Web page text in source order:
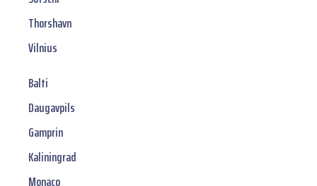
Thorshavn
Vilnius
Balti
Daugavpils
Gamprin
Kaliningrad